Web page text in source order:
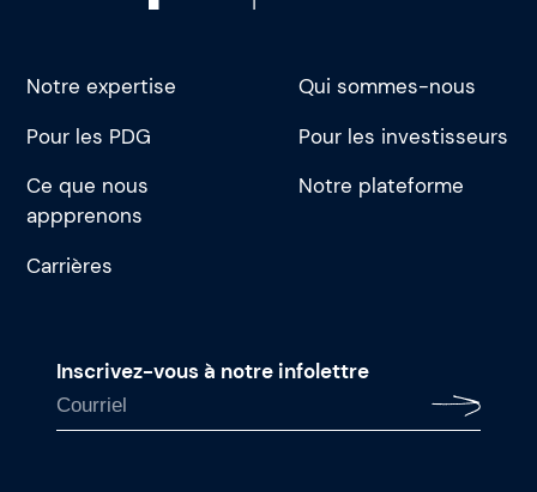
Notre expertise
Qui sommes-nous
Pour les PDG
Pour les investisseurs
Ce que nous
appprenons
Notre plateforme
Carrières
Inscrivez-vous à notre infolettre